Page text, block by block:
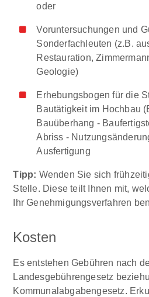
oder
Voruntersuchungen und
Sonderfachleuten (z.B.
Restauration,
Geologie)
Erhebungsbogen für die
Bautätigkeit im Hochbau
Bauüberhang -
Abriss -
Ausfertigung
Tipp: Wenden Sie sich
Stelle. Diese teilt Ihnen mit,
Ihr Genehmigungsverfahren
Kosten
Es entstehen Gebühren nach
Landesgebührengesetz
Kommunalabgabengesetz.